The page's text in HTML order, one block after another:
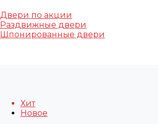
Двери по акции
Раздвижные двери
Шпонированные двери
Хит
Новое